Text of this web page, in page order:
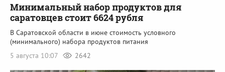
Минимальный набор продуктов для
саратовцев стоит 6624 рубля
В Саратовской области в июне стоимость условного
(минимального) набора продуктов питания
5 августа 10:07
2642